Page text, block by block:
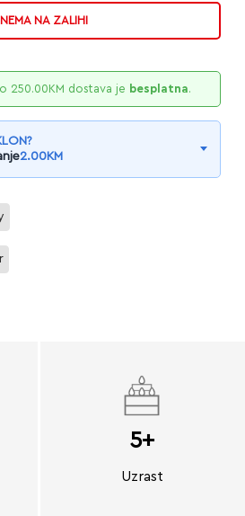
NEMA NA ZALIHI
250.00KM dostava je besplatna.
2.00KM
5+
Uzrast